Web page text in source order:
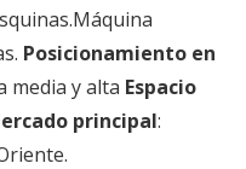
Posicionamiento en
media y alta Espacio
principal: